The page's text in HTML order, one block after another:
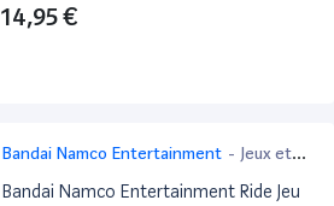
14,95 €
Bandai Namco Entertainment - Jeux et
Jouets
Bandai Namco Entertainment Ride Jeu